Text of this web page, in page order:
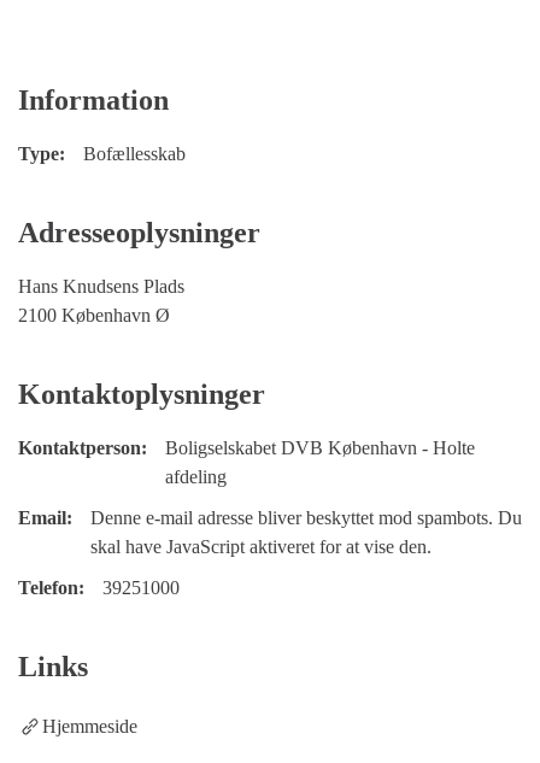
Information
Type: Bofællesskab
Adresseoplysninger
Hans Knudsens Plads
2100 København Ø
Kontaktoplysninger
Kontaktperson:
Boligselskabet DVB København - Holte
afdeling
Email:
Denne e-mail adresse bliver beskyttet mod spambots. Du
skal have JavaScript aktiveret for at vise den.
Telefon:
39251000
Links
Hjemmeside